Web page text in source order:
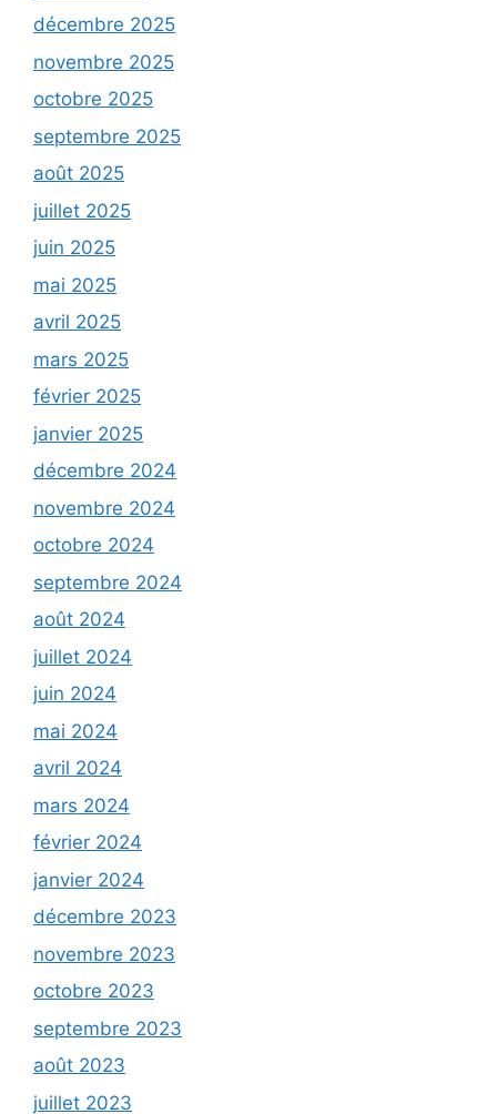
décembre 2025
novembre 2025
octobre 2025
septembre 2025
août 2025
juillet 2025
juin 2025
mai 2025
avril 2025
mars 2025
février 2025
janvier 2025
décembre 2024
novembre 2024
octobre 2024
septembre 2024
août 2024
juillet 2024
juin 2024
mai 2024
avril 2024
mars 2024
février 2024
janvier 2024
décembre 2023
novembre 2023
octobre 2023
septembre 2023
août 2023
juillet 2023